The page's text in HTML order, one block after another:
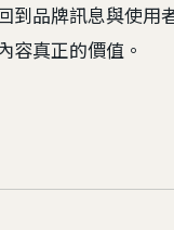
到品牌訊息與使
容真正的價值。